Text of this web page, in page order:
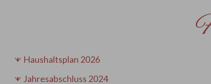
Haushaltsplan 2026
Jahresabschluss 2024